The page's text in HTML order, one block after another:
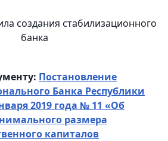
создания стабилизационного
банка
Постановление
Банка Республики
2019 года № 11 «Об
размера
капиталов